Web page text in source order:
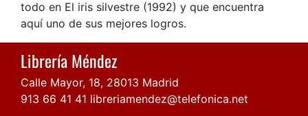
todo en El iris silvestre (1992) y que encuentra
aquí uno de sus mejores logros.
Librería Méndez
Calle Mayor, 18, 28013 Madrid
913 66 41 41 libreriamendez@telefonica.net